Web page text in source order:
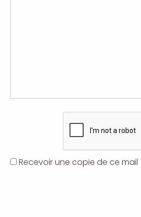
Recevoir une copie de ce mail